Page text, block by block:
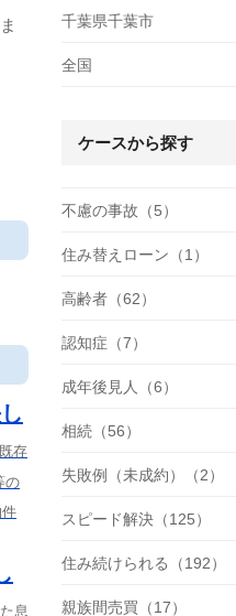
存
の
息
千葉県千葉市
全国
ケースから探す
不慮の事故（5）
住み替えローン（1）
高齢者（62）
認知症（7）
成年後見人（6）
相続（56）
失敗例（未成約）（2）
スピード解決（125）
住み続けられる（192）
親族間売買（17）